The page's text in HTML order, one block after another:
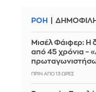
ΡΟΗ ΔΗΜΟΦΙΛΗ
Μισέλ Φάιφερ:
από 45 χρόνια –
πρωταγωνιστήσω
ΠΡΙΝ ΑΠΌ 13 ΏΡΕΣ